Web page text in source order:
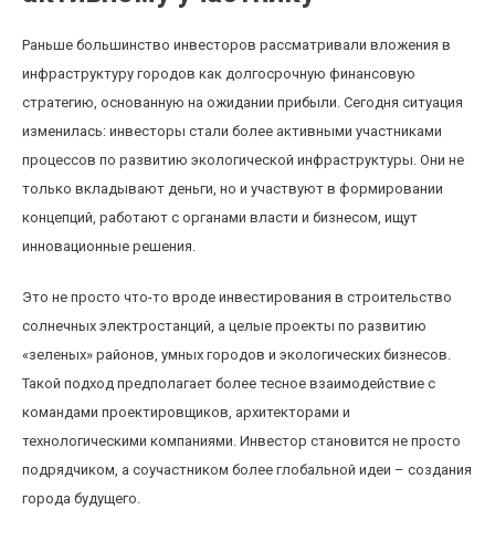
Раньше большинство инвесторов рассматривали вложения в
инфраструктуру городов как долгосрочную финансовую
стратегию, основанную на ожидании прибыли. Сегодня ситуация
изменилась: инвесторы стали более активными участниками
процессов по развитию экологической инфраструктуры. Они не
только вкладывают деньги, но и участвуют в формировании
концепций, работают с органами власти и бизнесом, ищут
инновационные решения.
Это не просто что-то вроде инвестирования в строительство
солнечных электростанций, а целые проекты по развитию
«зеленых» районов, умных городов и экологических бизнесов.
Такой подход предполагает более тесное взаимодействие с
командами проектировщиков, архитекторами и
технологическими компаниями. Инвестор становится не просто
подрядчиком, а соучастником более глобальной идеи – создания
города будущего.